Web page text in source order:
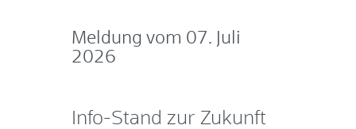
Meldung vom 07. Juli
2026
Info-Stand zur Zukunft